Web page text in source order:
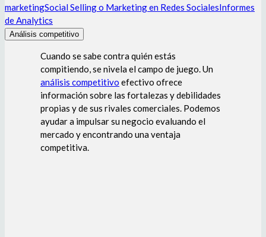
marketingSocial Selling o Marketing en Redes SocialesInformes
de Analytics
Análisis competitivo
Cuando se sabe contra quién estás
compitiendo, se nivela el campo de juego. Un
análisis competitivo efectivo ofrece
información sobre las fortalezas y debilidades
propias y de sus rivales comerciales. Podemos
ayudar a impulsar su negocio evaluando el
mercado y encontrando una ventaja
competitiva.